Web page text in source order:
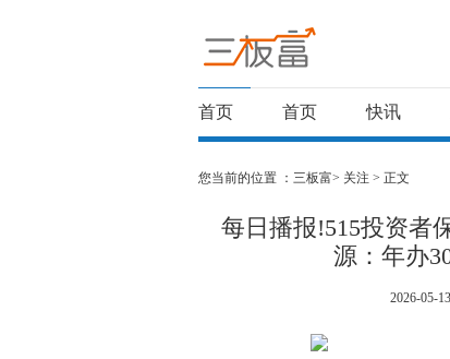
首页 首页 快讯
您当前的位置 ： 三板富> 关注 > 正文
每日播报!515投资者
源：年办
2026-05-